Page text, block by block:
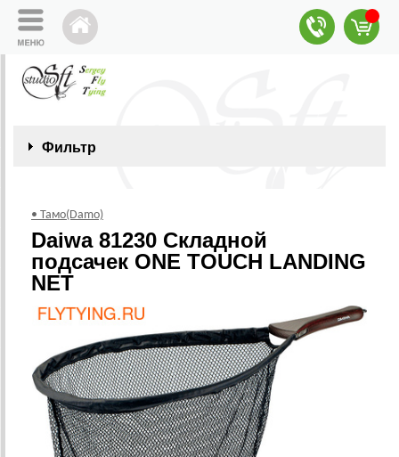
Фильтр
• Тамо(Damo)
Daiwa 81230 Складной
подсачек ONE TOUCH LANDING
NET